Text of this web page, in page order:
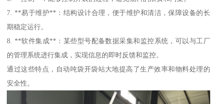
7. **易于维护**：结构设计合理，便于维护和清洁，保障设备的长
期稳定运行。
8. **软件集成**：某些型号配备数据采集和监控系统，可以与工厂
的管理系统进行集成，实现信息的即时反馈和监控。
通过这些特点，自动吨袋开袋站大地提高了生产效率和物料处理的
安全性。